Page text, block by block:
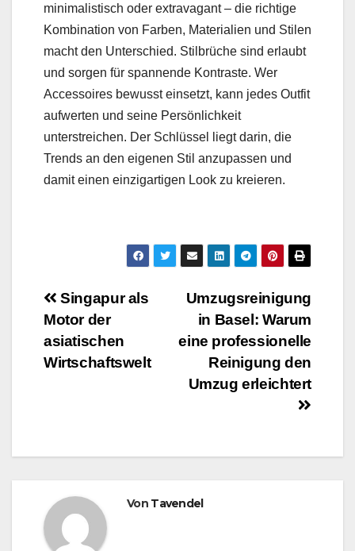
minimalistisch oder extravagant – die richtige
Kombination von Farben, Materialien und Stilen
macht den Unterschied. Stilbrüche sind erlaubt
und sorgen für spannende Kontraste. Wer
Accessoires bewusst einsetzt, kann jedes Outfit
aufwerten und seine Persönlichkeit
unterstreichen. Der Schlüssel liegt darin, die
Trends an den eigenen Stil anzupassen und
damit einen einzigartigen Look zu kreieren.
Beitragsnavigation
Umzugsreinigung
in Basel: Warum
eine professionelle
Reinigung den
Umzug erleichtert
Singapur als
Motor der
asiatischen
Wirtschaftswelt
Von Tavendel